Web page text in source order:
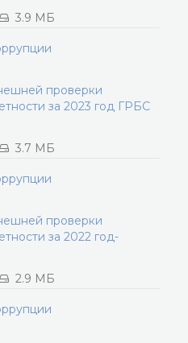
3.9 МБ
проверки
за 2023 год ГРБС
3.7 МБ
проверки
за 2022 год-
2.9 МБ